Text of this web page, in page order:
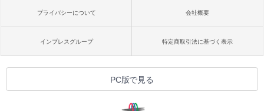
プライバシーについて 会社概要
インプレスグループ 特定商取引法に基づく表示
PC版で見る